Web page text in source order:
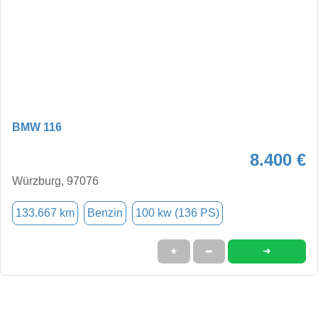
BMW 116
8.400 €
Würzburg, 97076
133.667 km Benzin 100 kw (136 PS)
★ ➦ ➜